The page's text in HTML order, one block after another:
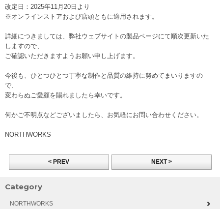
改定日：2025年11月20日より
※オンラインストアおよび店頭ともに適用されます。
詳細につきましては、弊社ウェブサイトの製品ページにて順次更新いた
しますので、
ご確認いただきますようお願い申し上げます。
今後も、ひとつひとつ丁寧な制作と品質の維持に努めてまいりますの
で、
変わらぬご愛顧を賜れましたら幸いです。
何かご不明点などございましたら、お気軽にお問い合わせください。
NORTHWORKS
< PREV NEXT >
Category
NORTHWORKS